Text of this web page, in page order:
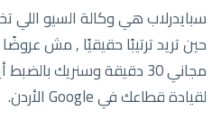
سبايدرلاب هي وكالة السيو اللي
حين تريد ترتيبًا حقيقيًا , مش
مجاني 30 دقيقة وسنريك
لقيادة قطاعك في Google الأردن.